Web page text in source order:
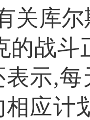
关库
的战斗
示,
应计